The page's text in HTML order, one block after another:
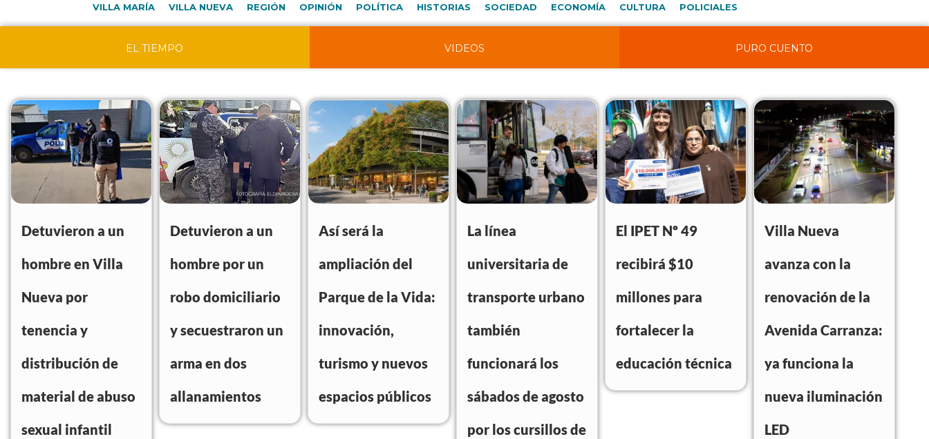
VILLA MARÍA VILLA NUEVA REGIÓN OPINIÓN POLÍTICA HISTORIAS SOCIEDAD ECONOMÍA CULTURA POLICIALES
EL TIEMPO VIDEOS PURO CUENTO
Detuvieron a un
hombre en Villa
Nueva por
tenencia y
distribución de
material de abuso
sexual infantil
Detuvieron a un
hombre por un
robo domiciliario
y secuestraron un
arma en dos
allanamientos
Así será la
ampliación del
Parque de la Vida:
innovación,
turismo y nuevos
espacios públicos
La línea
universitaria de
transporte urbano
también
funcionará los
sábados de agosto
por los cursillos de
El IPET Nº 49
recibirá $10
millones para
fortalecer la
educación técnica
Villa Nueva
avanza con la
renovación de la
Avenida Carranza:
ya funciona la
nueva iluminación
LED